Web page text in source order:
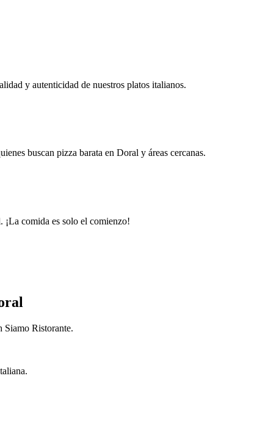
y autenticidad de nuestros platos italianos.
buscan pizza barata en Doral y áreas cercanas.
¡La comida es solo el comienzo!
Siamo Ristorante.